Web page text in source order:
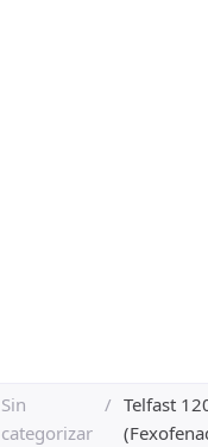
Sin
categorizar
/ Telfast